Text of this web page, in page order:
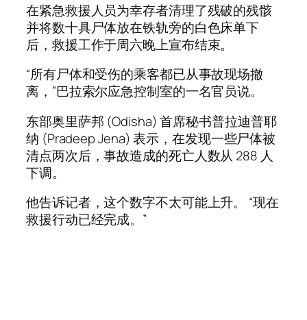
在紧急救援人员为幸存者清理了残破的残骸
并将数十具尸体放在铁轨旁的白色床单下
后，救援工作于周六晚上宣布结束。
“所有尸体和受伤的乘客都已从事故现场撤
离，”巴拉索尔应急控制室的一名官员说。
东部奥里萨邦 (Odisha) 首席秘书普拉迪普耶
纳 (Pradeep Jena) 表示，在发现一些尸体被
清点两次后，事故造成的死亡人数从 288 人
下调。
他告诉记者，这个数字不太可能上升。 “现在
救援行动已经完成。”